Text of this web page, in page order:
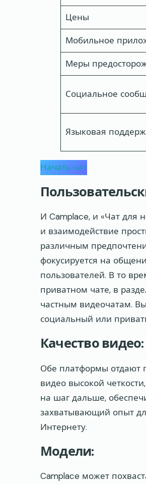
Цены
Мобильное
Меры
Социальное
Языковая
Начать чат
И Camplace, и «Чат для
и взаимодействие
различным
фокусируется на
пользователей. В то
приватном чате, в
частным видеочатам.
социальный или
Качество видео:
Обе платформы отдают
видео высокой
на шаг дальше,
захватывающий опыт
Интернету.
Модели:
Camplace может